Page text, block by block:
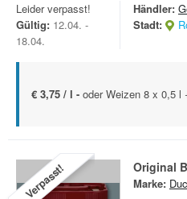
Leider verpasst!
Gültig: 12.04. -
18.04.
Händler:
Stadt:
€ 3,75 / l - oder Weizen 8 x 0,5 l
Verpasst! Original
Marke: